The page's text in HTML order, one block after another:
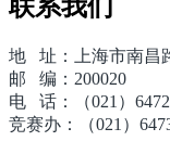
联系我们
地 址：上海市南昌
邮 编：200020
电 话：（021）
竞赛办：（021）